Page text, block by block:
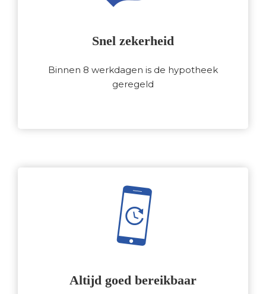
Snel zekerheid
Binnen 8 werkdagen is de hypotheek
geregeld
Altijd goed bereikbaar